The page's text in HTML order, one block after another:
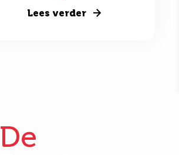
Lees verder
De